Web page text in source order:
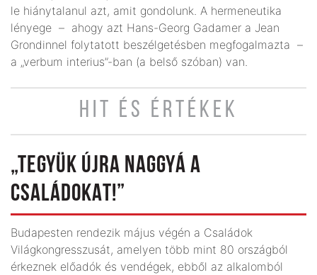
le hiánytalanul azt, amit gondolunk. A hermeneutika
lényege – ahogy azt Hans-Georg Gadamer a Jean
Grondinnel folytatott beszélgetésben megfogalmazta –
a „verbum interius”-ban (a belső szóban) van.
HIT ÉS ÉRTÉKEK
„TEGYÜK ÚJRA NAGGYÁ A
CSALÁDOKAT!”
Budapesten rendezik május végén a Családok
Világkongresszusát, amelyen több mint 80 országból
érkeznek előadók és vendégek, ebből az alkalomból